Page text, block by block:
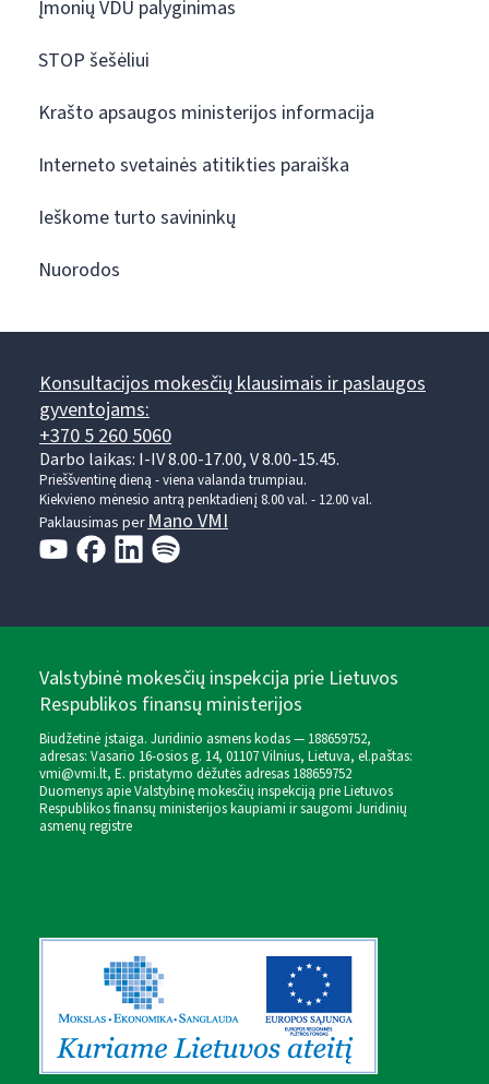
Įmonių VDU palyginimas
STOP šešėliui
Krašto apsaugos ministerijos informacija
Interneto svetainės atitikties paraiška
Ieškome turto savininkų
Nuorodos
Konsultacijos mokesčių klausimais ir paslaugos
gyventojams:
+370 5 260 5060
Darbo laikas: I-IV 8.00-17.00, V 8.00-15.45.
Prieššventinę dieną - viena valanda trumpiau.
Kiekvieno mėnesio antrą penktadienį 8.00 val. - 12.00 val.
Paklausimas perMano VMI
Valstybinė mokesčių inspekcija prie Lietuvos
Respublikos finansų ministerijos
Biudžetinė įstaiga. Juridinio asmens kodas — 188659752,
adresas: Vasario 16-osios g. 14, 01107 Vilnius, Lietuva, el.paštas:
vmi@vmi.lt, E. pristatymo dėžutės adresas 188659752
Duomenys apie Valstybinę mokesčių inspekciją prie Lietuvos
Respublikos finansų ministerijos kaupiami ir saugomi Juridinių
asmenų registre